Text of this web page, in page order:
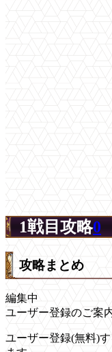
1戦目攻略0
攻略まとめ
編集中
ユーザー登録のご案
ユーザー登録(無料)